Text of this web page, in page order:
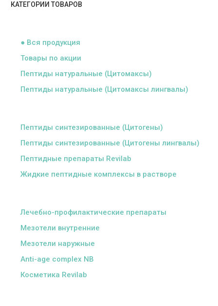
КАТЕГОРИИ ТОВАРОВ
● Вся продукция
Товары по акции
Пептиды натуральные (Цитомаксы)
Пептиды натуральные (Цитомаксы лингвалы)
Пептиды синтезированные (Цитогены)
Пептиды синтезированные (Цитогены лингвалы)
Пептидные препараты Revilab
Жидкие пептидные комплексы в растворе
Лечебно-профилактические препараты
Мезотели внутренние
Мезотели наружные
Anti-age complex NB
Косметика Revilab